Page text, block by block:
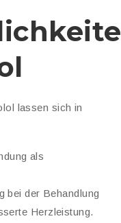
lassen sich in
als
bei der Behandlung
Herzleistung.